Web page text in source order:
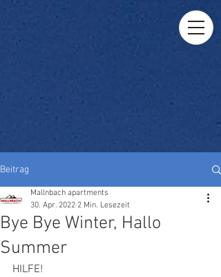
Beitrag
Bye Bye Winter, Hallo
Summer
Mallnbach apartments
30. Apr. 2022 2 Min. Lesezeit
HILFE!